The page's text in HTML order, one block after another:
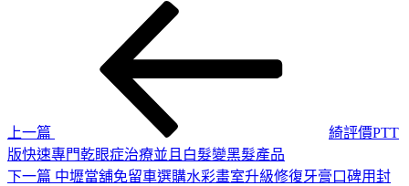
上一篇
綺評價PTT
版快速專門乾眼症治療並且白髮變黑髮產品
下
下一篇 中壢當舖免留車選購水彩畫室升級修復牙膏口碑用封